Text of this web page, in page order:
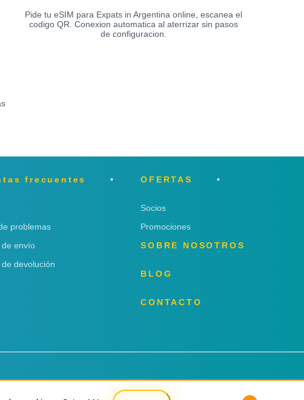
Pide tu eSIM para Expats in Argentina online, escanea el
codigo QR. Conexion automatica al aterrizar sin pasos
de configuracion.
frecuentes
problemas
de envío
devolución
OFERTAS
Socios
Promociones
SOBRE NOSOTROS
BLOG
CONTACTO